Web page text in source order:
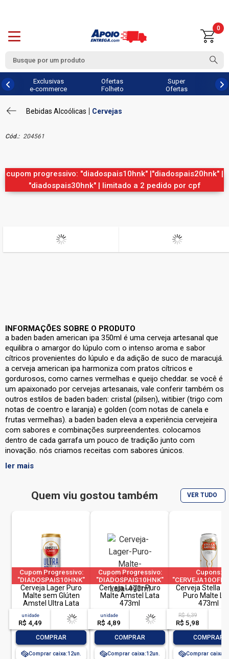
0
Exclusivas
e-commerce
Ofertas
Folheto
Super
Ofertas
Bebidas Alcoólicas Cervejas
Cód.: 204561
cupom progressivo: "diadospais10hnk" |"diadospais20hnk" |
"diadospais30hnk" | limitado a 2 pedido por cpf
INFORMAÇÕES SOBRE O PRODUTO
a baden baden american ipa 350ml é uma cerveja artesanal que
equilibra o amargor do lúpulo com o intenso aroma e sabor
cítricos provenientes do lúpulo e da adição de suco de maracujá.
a cerveja american ipa harmoniza com pratos cítricos e
gordurosos, como carnes vermelhas e queijo cheddar. se você é
um apaixonado por cervejas artesanais, vale conferir também os
outros estilos de baden baden: cristal (pilsen), witibier (trigo com
notas de coentro e laranja) e golden (com notas de canela e
frutas vermelhas). a baden baden eleva a experiência cervejeira
com sabores e combinações surpreendentes. colocamos
dentro de cada garrafa um pouco de tradição junto com
inovação. nós criamos receitas com sabores únicos.
experimente agora!
ler mais
Quem viu gostou também VER TUDO
Cupom Progressivo:
"DIADOSPAIS10HNK"
|"DIADOSPAIS20HNK"
| "DIADOSPAIS30HNK"
| limitado a 2 pedido
por CPF
Cerveja Lager Puro
Malte sem Glúten
Amstel Ultra Lata
269ml
unidade
R$ 4,49
acima de
-- --,--un.
COMPRAR
Comprar caixa:12
Cupom Progressivo:
"DIADOSPAIS10HNK"
|"DIADOSPAIS20HNK"
| "DIADOSPAIS30HNK"
| limitado a 2 pedido
por CPF
Cerveja Lager Puro
Malte Amstel Lata
473ml
unidade
R$ 4,89
acima de
-- --,--un.
COMPRAR
Comprar caixa:12
Cupons:
a 1 pedido por
Cerveja Stella
Puro Malte
473ml
R$ 6,39
R$ 5,98
COMPRAR
Comprar caixa: